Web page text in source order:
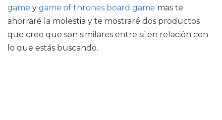
game y game of thrones board game mas te
ahorraré la molestia y te mostraré dos productos
que creo que son similares entre sí en relación con
lo que estás buscando.